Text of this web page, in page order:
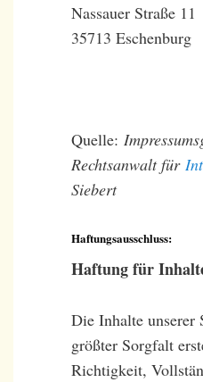
Nassauer Straße 11
35713 Eschenburg
Quelle:
Rechtsanwalt für
Siebert
Haftungsausschluss:
Haftung für
Die Inhalte unserer
größter Sorgfalt
Richtigkeit,